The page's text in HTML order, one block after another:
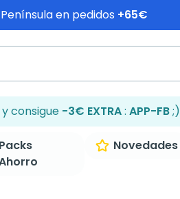
en pedidos +65€
consigue -3€ EXTRA: APP-FB;)
Packs
Novedades